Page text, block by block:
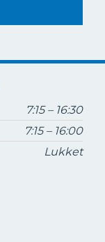
7:15 – 16:30
7:15 – 16:00
Lukket